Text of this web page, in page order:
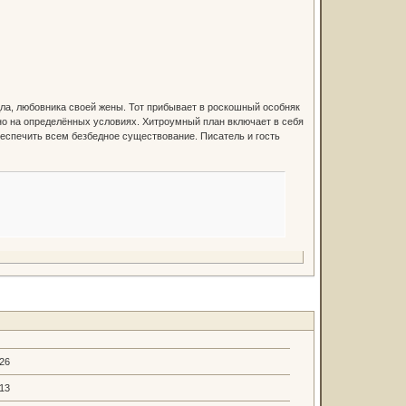
любовника своей жены. Тот прибывает в роскошный особняк
на определённых условиях. Хитроумный план включает в себя
всем безбедное существование. Писатель и гость